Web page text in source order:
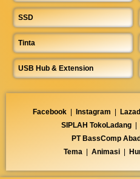
SSD
Tinta
USB Hub & Extension
Facebook | Instagram |
SIPLAH TokoLadang |
PT BassComp
Tema | Animasi |